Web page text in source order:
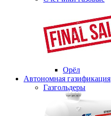
Орёл
Автономная газификация
Газгольдеры